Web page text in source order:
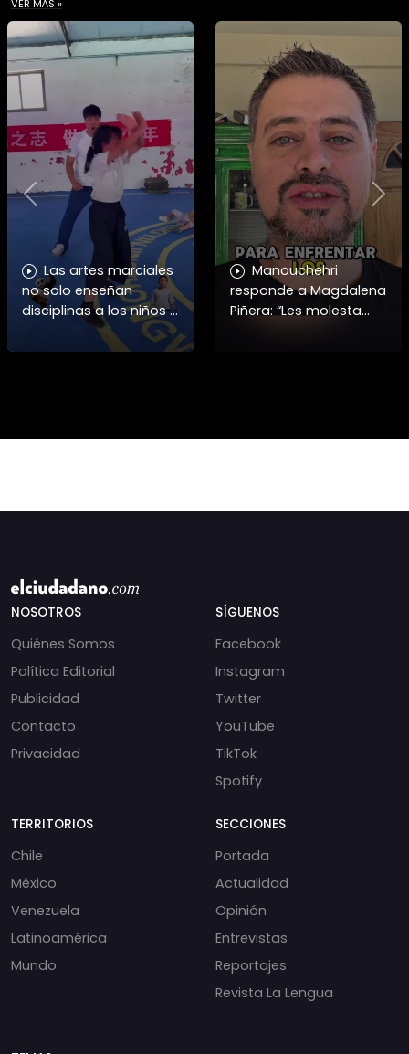
VER MÁS »
Las artes marciales
no solo enseñan
disciplinas a los niños y
niñas si no también ser
honorables #deporte
Manouchehri
responde a Magdalena
Piñera: “Les molesta
Previous
NOSOTROS
Quiénes Somos
Política Editorial
Publicidad
Contacto
Privacidad
SÍGUENOS
Facebook
Instagram
Twitter
YouTube
TikTok
Spotify
TERRITORIOS
Chile
México
Venezuela
Latinoamérica
Mundo
SECCIONES
Portada
Actualidad
Opinión
Entrevistas
Reportajes
Revista La Lengua